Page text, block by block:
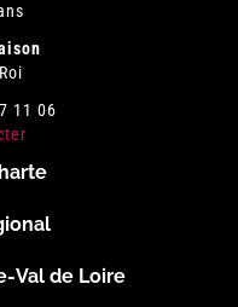
11 06
Val de Loire